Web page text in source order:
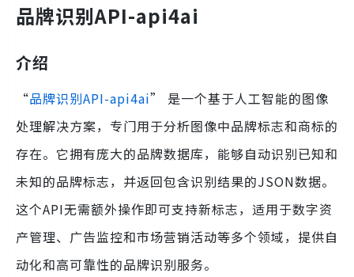
品牌识别API-api4ai
介绍
“品牌识别API-api4ai” 是一个基于人工智能的图像
处理解决方案，专门用于分析图像中品牌标志和商标的
存在。它拥有庞大的品牌数据库，能够自动识别已知和
未知的品牌标志，并返回包含识别结果的JSON数据。
这个API无需额外操作即可支持新标志，适用于数字资
产管理、广告监控和市场营销活动等多个领域，提供自
动化和高可靠性的品牌识别服务。